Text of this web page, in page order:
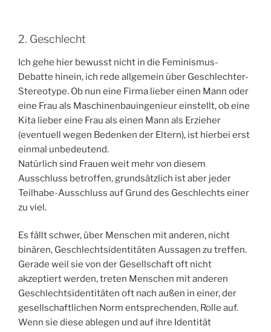
2. Geschlecht
Ich gehe hier bewusst nicht in die Feminismus-
Debatte hinein, ich rede allgemein über Geschlechter-
Stereotype. Ob nun eine Firma lieber einen Mann oder
eine Frau als Maschinenbauingenieur einstellt, ob eine
Kita lieber eine Frau als einen Mann als Erzieher
(eventuell wegen Bedenken der Eltern), ist hierbei erst
einmal unbedeutend.
Natürlich sind Frauen weit mehr von diesem
Ausschluss betroffen, grundsätzlich ist aber jeder
Teilhabe-Ausschluss auf Grund des Geschlechts einer
zu viel.
Es fällt schwer, über Menschen mit anderen, nicht
binären, Geschlechtsidentitäten Aussagen zu treffen.
Gerade weil sie von der Gesellschaft oft nicht
akzeptiert werden, treten Menschen mit anderen
Geschlechtsidentitäten oft nach außen in einer, der
gesellschaftlichen Norm entsprechenden, Rolle auf.
Wenn sie diese ablegen und auf ihre Identität